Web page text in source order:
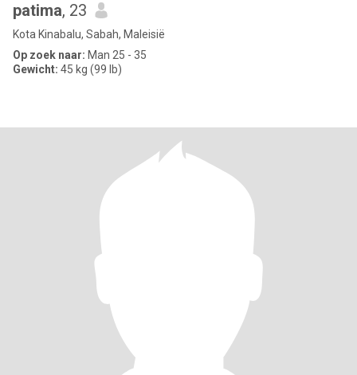
patima, 23
Kota Kinabalu, Sabah, Maleisië
Op zoek naar: Man 25 - 35
Gewicht: 45 kg (99 lb)